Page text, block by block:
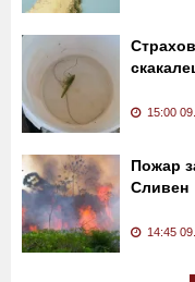
15:00
Пожар
Сливен
14:45